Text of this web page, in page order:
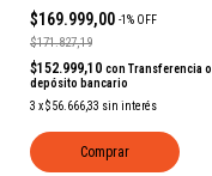
$169.999,00 -1% OFF
$171.827,19
$152.999,10 con Transferencia o
depósito bancario
3 x$56.666,33 sin interés
Comprar